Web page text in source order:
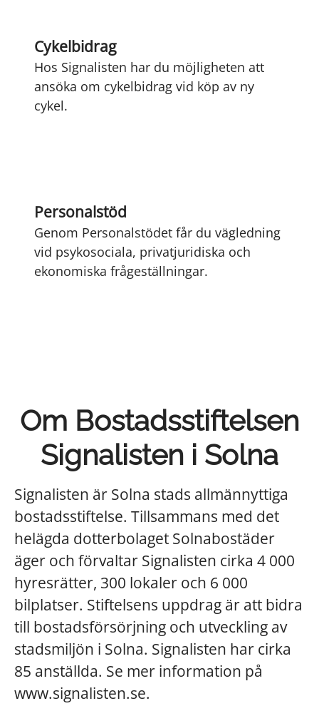
Cykelbidrag
Hos Signalisten har du möjligheten att
ansöka om cykelbidrag vid köp av ny
cykel.
Personalstöd
Genom Personalstödet får du vägledning
vid psykosociala, privatjuridiska och
ekonomiska frågeställningar.
Om Bostadsstiftelsen
Signalisten i Solna
Signalisten är Solna stads allmännyttiga
bostadsstiftelse. Tillsammans med det
helägda dotterbolaget Solnabostäder
äger och förvaltar Signalisten cirka 4 000
hyresrätter, 300 lokaler och 6 000
bilplatser. Stiftelsens uppdrag är att bidra
till bostadsförsörjning och utveckling av
stadsmiljön i Solna. Signalisten har cirka
85 anställda. Se mer information på
www.signalisten.se.